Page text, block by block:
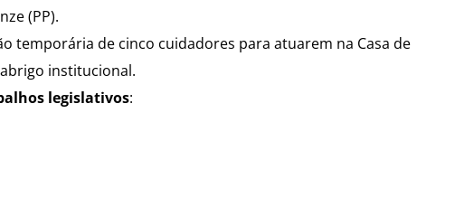
(PP).
temporária de cinco cuidadores para atuarem na Casa de
institucional.
legislativos: